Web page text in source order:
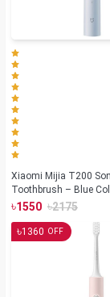
Xiaomi Mijia T200
Toothbrush – Blue
৳1550 ৳2175
৳1360 OFF